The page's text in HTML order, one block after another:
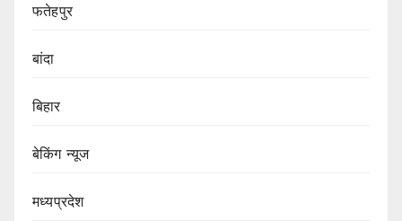
फतेहपुर
बांदा
बिहार
बेकिंग न्यूज
मध्यप्रदेश